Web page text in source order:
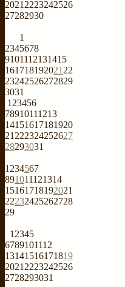
2021 2223242526
27282930
1
2345678
9101112131415
161718192021 22
23242526272829
3031
1 23456
78910111213
14151617181920
21 222324252627
28293031
1 234567
891011121314
15161718192021
22232425262728
29
1 2345
6789101112
13141516171819
2021 2223242526
2728293031